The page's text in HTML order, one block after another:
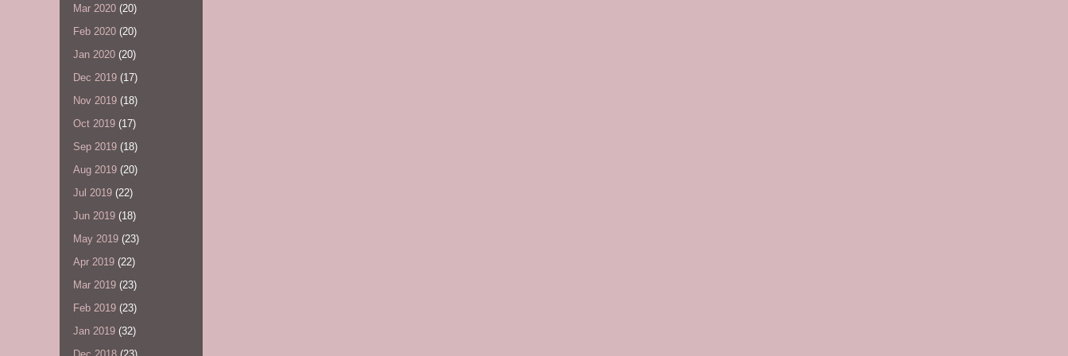
Mar 2020 (20)
Feb 2020 (20)
Jan 2020 (20)
Dec 2019 (17)
Nov 2019 (18)
Oct 2019 (17)
Sep 2019 (18)
Aug 2019 (20)
Jul 2019 (22)
Jun 2019 (18)
May 2019 (23)
Apr 2019 (22)
Mar 2019 (23)
Feb 2019 (23)
Jan 2019 (32)